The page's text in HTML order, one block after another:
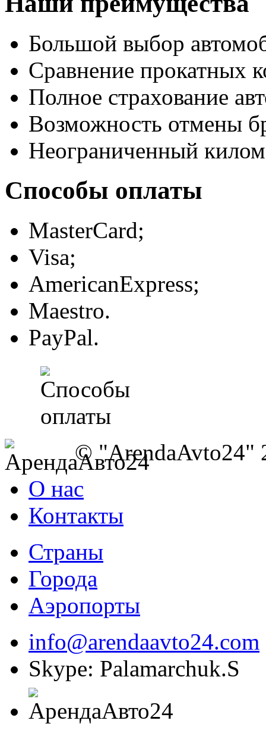
Большой выбор
Сравнение прокатных
Полное страхование
Возможность отмены
Неограниченный
Способы оплаты
MasterCard;
Visa;
AmericanExpress;
Maestro.
PayPal.
© "ArendaAvto24"
О нас
Контакты
Страны
Города
Аэропорты
info@arendaavto24.com
Skype: Palamarchuk.S